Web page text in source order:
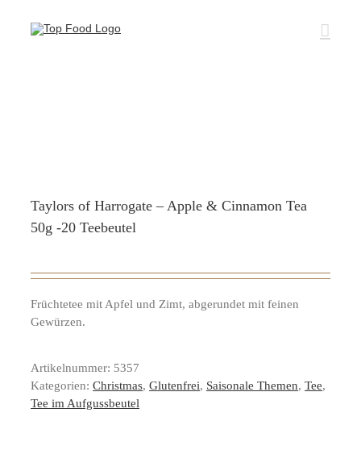
Inhalt
Taylors of Harrogate – Apple & Cinnamon Tea
50g -20 Teebeutel
Früchtetee mit Apfel und Zimt, abgerundet mit feinen
Gewürzen.
Artikelnummer: 5357
Kategorien: Christmas, Glutenfrei, Saisonale Themen, Tee,
Tee im Aufgussbeutel